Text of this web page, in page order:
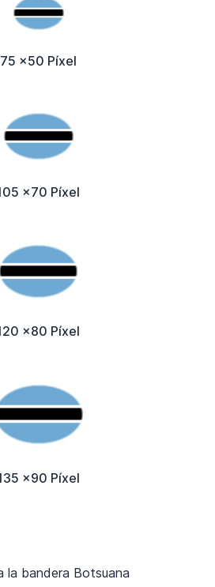
75 x50 Píxel
x70 Píxel
x80 Píxel
x90 Píxel
la bandera Botsuana